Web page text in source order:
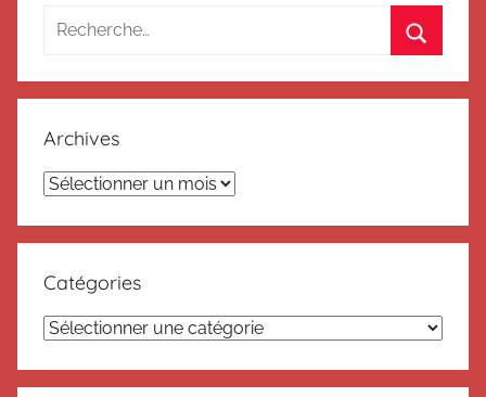
Recherche
:
Archives
Archives
Catégories
Catégories